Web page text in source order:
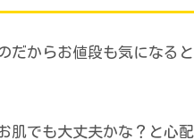
だからお値段も気になると
肌でも大丈夫かな？と心配